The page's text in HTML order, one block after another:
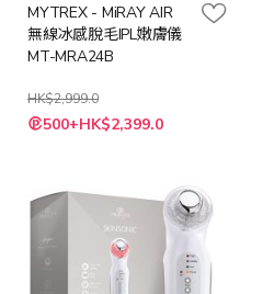
MYTREX - MiRAY AIR
無線冰感脫毛IPL嫩膚儀
MT-MRA24B
HK$2,999.0
特
殊 500+HK$2,399.0